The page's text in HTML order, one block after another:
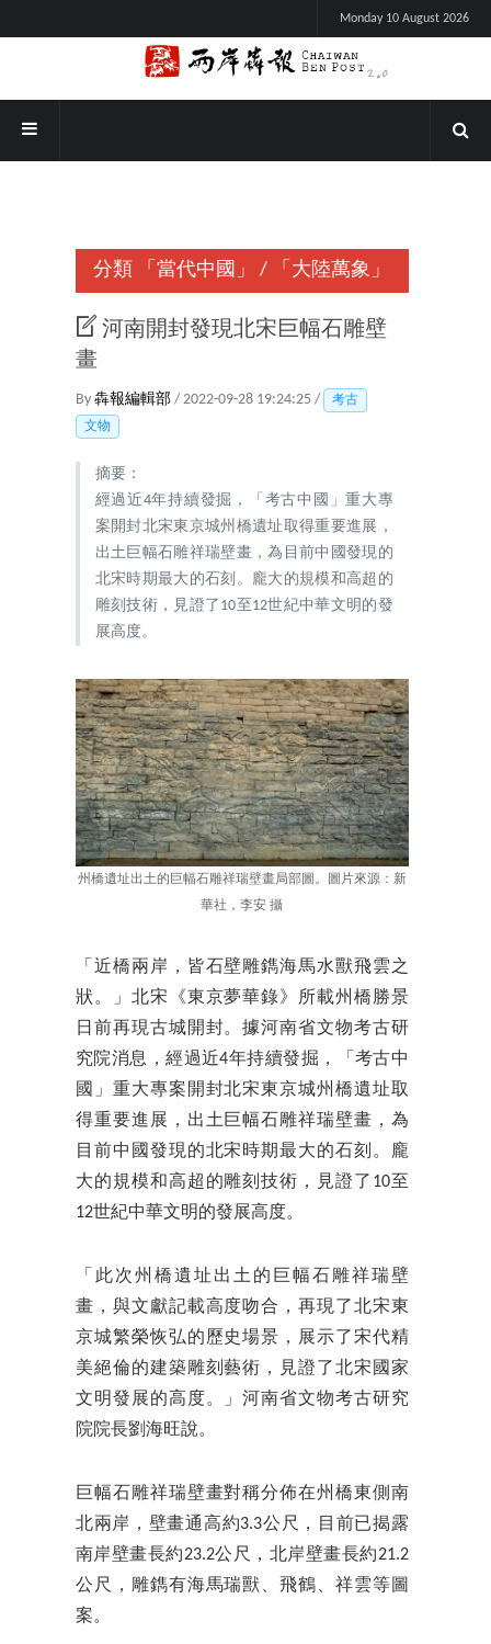
Monday 10 August 2026
分類 「當代中國」 / 「大陸萬象」
河南開封發現北宋巨幅石雕壁
畫
By 犇報編輯部 / 2022-09-28 19:24:25 /
考古
文物
摘要：
經過近4年持續發掘，「考古中國」重大專
案開封北宋東京城州橋遺址取得重要進展，
出土巨幅石雕祥瑞壁畫，為目前中國發現的
北宋時期最大的石刻。龐大的規模和高超的
雕刻技術，見證了10至12世紀中華文明的發
展高度。
州橋遺址出土的巨幅石雕祥瑞壁畫局部圖。圖片來源：新
華社，李安 攝
「近橋兩岸，皆石壁雕鐫海馬水獸飛雲之
狀。」北宋《東京夢華錄》所載州橋勝景
日前再現古城開封。據河南省文物考古研
究院消息，經過近4年持續發掘，「考古中
國」重大專案開封北宋東京城州橋遺址取
得重要進展，出土巨幅石雕祥瑞壁畫，為
目前中國發現的北宋時期最大的石刻。龐
大的規模和高超的雕刻技術，見證了10至
12世紀中華文明的發展高度。
「此次州橋遺址出土的巨幅石雕祥瑞壁
畫，與文獻記載高度吻合，再現了北宋東
京城繁榮恢弘的歷史場景，展示了宋代精
美絕倫的建築雕刻藝術，見證了北宋國家
文明發展的高度。」河南省文物考古研究
院院長劉海旺說。
巨幅石雕祥瑞壁畫對稱分佈在州橋東側南
北兩岸，壁畫通高約3.3公尺，目前已揭露
南岸壁畫長約23.2公尺，北岸壁畫長約21.2
公尺，雕鐫有海馬瑞獸、飛鶴、祥雲等圖
案。